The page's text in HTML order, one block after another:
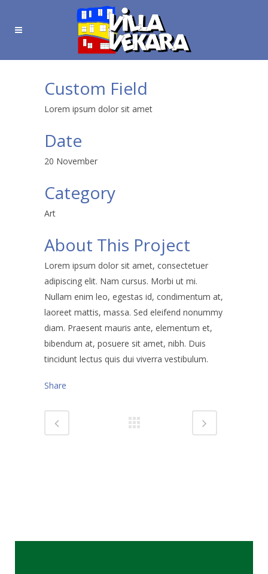
Custom Field
Lorem ipsum dolor sit amet
Date
20 November
Category
Art
About This Project
Lorem ipsum dolor sit amet, consectetuer
adipiscing elit. Nam cursus. Morbi ut mi.
Nullam enim leo, egestas id, condimentum at,
laoreet mattis, massa. Sed eleifend nonummy
diam. Praesent mauris ante, elementum et,
bibendum at, posuere sit amet, nibh. Duis
tincidunt lectus quis dui viverra vestibulum.
Share